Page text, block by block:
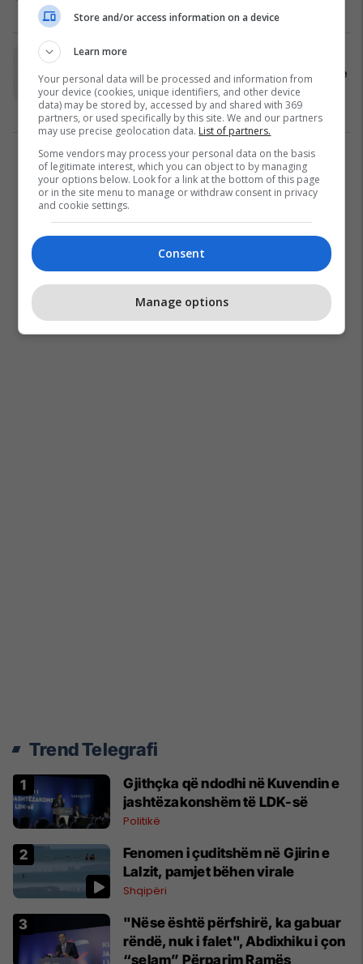
Dështime 18/06/2018
Prindërit tregojnë format praktike
dhe të lira, për dekorimin e dhomave
të fëmijëve (Foto)
Lifestyle 10/12/2017
1
Trend Telegrafi
Gjithçka që ndodhi në Kuvendin e
jashtëzakonshëm të LDK-së
Politikë
Fenomen i çuditshëm në Gjirin e
Lalzit, pamjet bëhen virale
Shqipëri
"Nëse është përfshirë, ka gabuar
rëndë, nuk i falet", Abdixhiku i çon
“selam” Përparim Ramës
Store and/or access information on a device
Learn more
Your personal data will be processed and information from
your device (cookies, unique identifiers, and other device
data) may be stored by, accessed by and shared with 369
partners, or used specifically by this site. We and our partners
may use precise geolocation data. List of partners.
Some vendors may process your personal data on the basis
of legitimate interest, which you can object to by managing
your options below. Look for a link at the bottom of this page
or in the site menu to manage or withdraw consent in privacy
and cookie settings.
Consent
Manage options